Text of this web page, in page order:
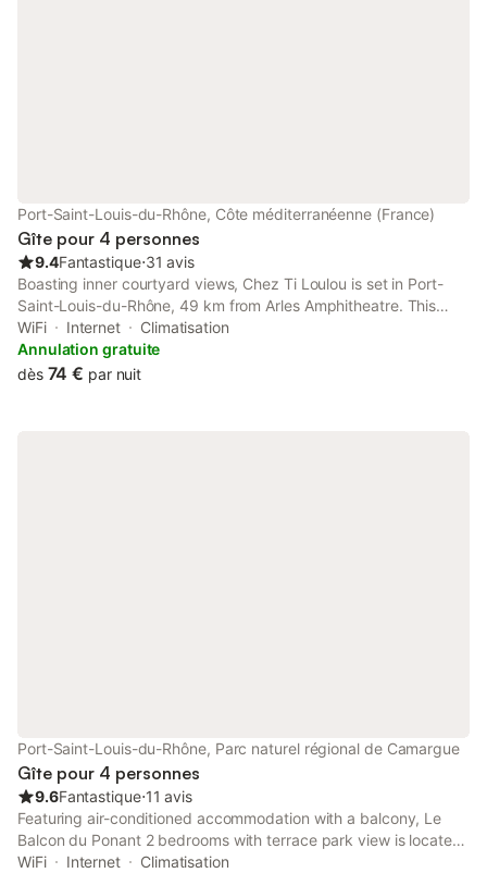
Port-Saint-Louis-du-Rhône, Côte méditerranéenne (France)
Gîte pour 4 personnes
9.4Fantastique⋅31 avis
Boasting inner courtyard views, Chez Ti Loulou is set in Port-
Saint-Louis-du-Rhône, 49 km from Arles Amphitheatre. This
property offers access to a balcony, free private parking and
free WiFi. Guests can make use of a terrace.
WiFi Internet
Climatisation
Annulation gratuite
dès 74 € par nuit
Port-Saint-Louis-du-Rhône, Parc naturel régional de Camargue
Gîte pour 4 personnes
9.6Fantastique⋅11 avis
Featuring air-conditioned accommodation with a balcony, Le
Balcon du Ponant 2 bedrooms with terrace park view is located
in Port-Saint-Louis-du-Rhône. This property offers access to a
WiFi Internet
Climatisation